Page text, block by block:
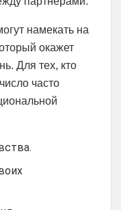
намекать на
окажет
Для тех, кто
часто